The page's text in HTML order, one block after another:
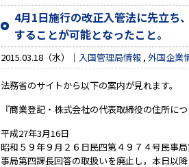
4月1日施行の改正入管法に先立ち
することが可能となったこと。
2015.03.18（水） 入国管理局情報 , 外国企業
法務省のサイトから以下の案内が見れます。
『商業登記・株式会社の代表取締役の住所に
平成27年3月16日
昭和５９年９月２６日民四第４９７４号民事
事局第四課長回答の取扱いを廃止し，本日以降